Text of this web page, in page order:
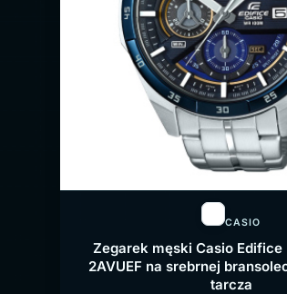
CASIO
Zegarek męski Casio Edifice
2AVUEF na srebrnej
tarcza